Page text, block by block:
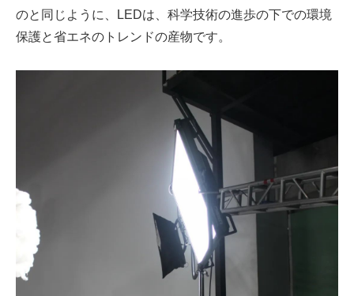
のと同じように、LEDは、科学技術の進歩の下での環境
保護と省エネのトレンドの産物です。